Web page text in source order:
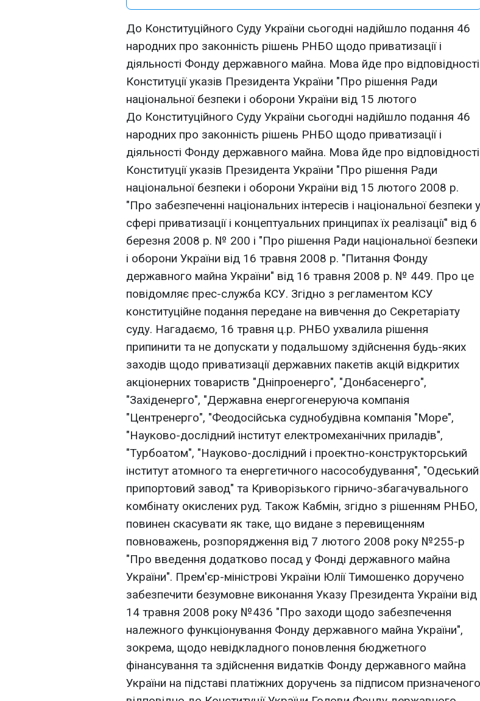
До Конституційного Суду України сьогодні надійшло подання 46
народних про законність рішень РНБО щодо приватизації і
діяльності Фонду державного майна. Мова йде про відповідності
Конституції указів Президента України "Про рішення Ради
національної безпеки і оборони України від 15 лютого
До Конституційного Суду України сьогодні надійшло подання 46
народних про законність рішень РНБО щодо приватизації і
діяльності Фонду державного майна. Мова йде про відповідності
Конституції указів Президента України "Про рішення Ради
національної безпеки і оборони України від 15 лютого 2008 р.
"Про забезпеченні національних інтересів і національної безпеки у
сфері приватизації і концептуальних принципах їх реалізації" від 6
березня 2008 р. № 200 і "Про рішення Ради національної безпеки
і оборони України від 16 травня 2008 р. "Питання Фонду
державного майна України" від 16 травня 2008 р. № 449. Про це
повідомляє прес-служба КСУ. Згідно з регламентом КСУ
конституційне подання передане на вивчення до Секретаріату
суду. Нагадаємо, 16 травня ц.р. РНБО ухвалила рішення
припинити та не допускати у подальшому здійснення будь-яких
заходів щодо приватизації державних пакетів акцій відкритих
акціонерних товариств "Дніпроенерго", "Донбасенерго",
"Західенерго", "Державна енергогенеруюча компанія
"Центренерго", "Феодосійська суднобудівна компанія "Море",
"Науково-дослідний інститут електромеханічних приладів",
"Турбоатом", "Науково-дослідний і проектно-конструкторський
інститут атомного та енергетичного насособудування", "Одеський
припортовий завод" та Криворізького гірничо-збагачувального
комбінату окислених руд. Також Кабмін, згідно з рішенням РНБО,
повинен скасувати як таке, що видане з перевищенням
повноважень, розпорядження від 7 лютого 2008 року №255-р
"Про введення додатково посад у Фонді державного майна
України". Прем'єр-міністрові України Юлії Тимошенко доручено
забезпечити безумовне виконання Указу Президента України від
14 травня 2008 року №436 "Про заходи щодо забезпечення
належного функціонування Фонду державного майна України",
зокрема, щодо невідкладного поновлення бюджетного
фінансування та здійснення видатків Фонду державного майна
України на підставі платіжних доручень за підписом призначеного